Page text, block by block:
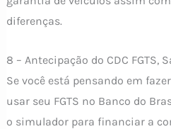
diferenças.
8 – Antecipação do CDC FGTS,
Se você está pensando em
usar seu FGTS no Banco do
o simulador para financiar a